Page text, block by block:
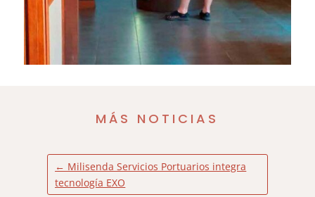
MÁS NOTICIAS
← Milisenda Servicios Portuarios integra
tecnología EXO